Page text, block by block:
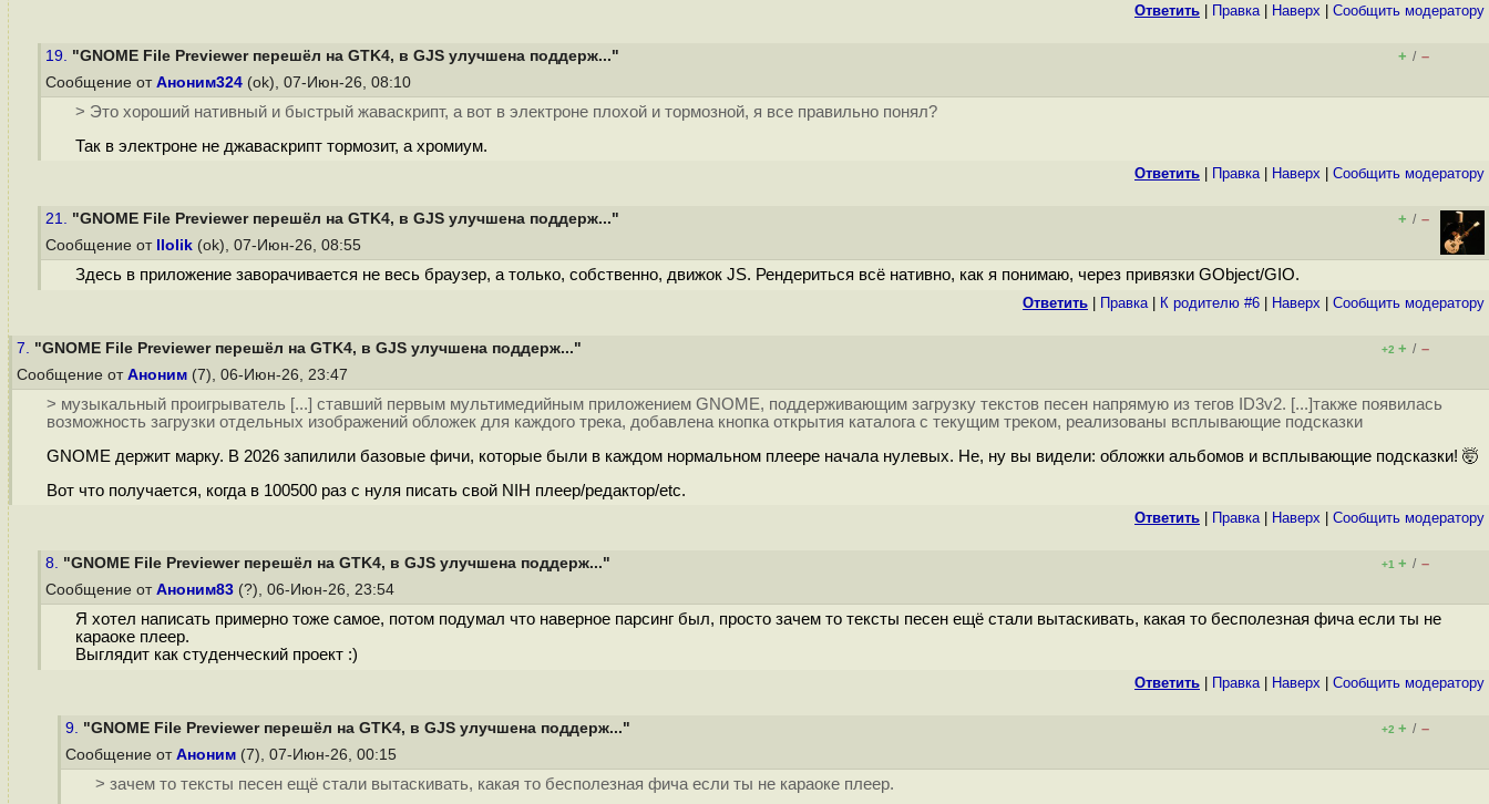
Ответить Правка| Наверх Cообщить модератору
19. "GNOME File Previewer перешёл на GTK4, в GJS улучшена поддерж..." + / –
Сообщение от Аноним324 (ok), 07-Июн-26, 08:10
> Это хороший нативный и быстрый жаваскрипт, а вот в электроне плохой и тормозной, я все правильно понял?
Так в электроне не джаваскрипт тормозит, а хромиум.
Ответить Правка| Наверх Cообщить модератору
21. "GNOME File Previewer перешёл на GTK4, в GJS улучшена поддерж..." + / –
Сообщение от
llolik (ok), 07-Июн-26, 08:55
Здесь в приложение заворачивается не весь браузер, а только, собственно, движок JS. Рендериться всё нативно, как я понимаю, через привязки GObject/GIO.
Ответить Правка| К родителю #6 Наверх Cообщить модератору
7. "GNOME File Previewer перешёл на GTK4, в GJS улучшена поддерж..." +2 + / –
Сообщение от Аноним (7), 06-Июн-26, 23:47
> музыкальный проигрыватель [...] ставший первым мультимедийным приложением GNOME, поддерживающим загрузку текстов песен напрямую из тегов ID3v2. [...]также появилась
возможность загрузки отдельных изображений обложек для каждого трека, добавлена кнопка открытия каталога с текущим треком, реализованы всплывающие подсказки
GNOME держит марку. В 2026 запилили базовые фичи, которые были в каждом нормальном плеере начала нулевых. Не, ну вы видели: обложки альбомов и всплывающие подсказки! 🤯
Вот что получается, когда в 100500 раз с нуля писать свой NIH плеер/редактор/etc.
Ответить Правка| Наверх Cообщить модератору
8. "GNOME File Previewer перешёл на GTK4, в GJS улучшена поддерж..." +1 + / –
Сообщение от Аноним83 (?), 06-Июн-26, 23:54
Я хотел написать примерно тоже самое, потом подумал что наверное парсинг был, просто зачем то тексты песен ещё стали вытаскивать, какая то бесполезная фича если ты не
караоке плеер.
Выглядит как студенческий проект :)
Ответить Правка| Наверх Cообщить модератору
9. "GNOME File Previewer перешёл на GTK4, в GJS улучшена поддерж..." +2 + / –
Сообщение от Аноним (7), 07-Июн-26, 00:15
> зачем то тексты песен ещё стали вытаскивать, какая то бесполезная фича если ты не караоке плеер.